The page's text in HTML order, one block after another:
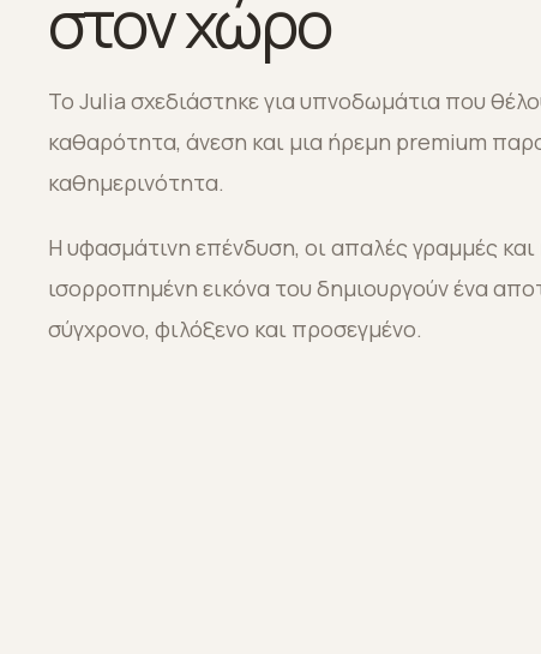
στον χώρο
Το Julia σχεδιάστηκε για υπνοδωμάτια που
καθαρότητα, άνεση και μια ήρεμη premium
καθημερινότητα.
Η υφασμάτινη επένδυση, οι απαλές γραμμές και
ισορροπημένη εικόνα του δημιουργούν ένα
σύγχρονο, φιλόξενο και προσεγμένο.